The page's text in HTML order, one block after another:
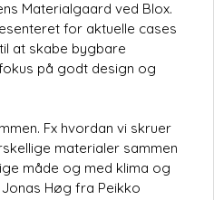
Materialgaard ved Blox.
for aktuelle cases
at skabe bygbare
på godt design og
Fx hvordan vi skruer
materialer sammen
måde og med klima og
Høg fra Peikko